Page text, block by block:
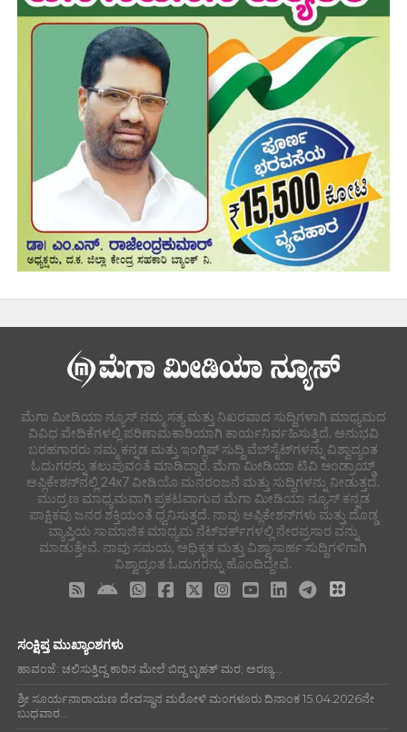
ಮೆಗಾ ಮೀಡಿಯಾ ನ್ಯೂಸ್ ನಮ್ಮ ಸತ್ಯ ಮತ್ತು ನಿಖರವಾದ ಸುದ್ದಿಗಳಾಗಿ ಮಾಧ್ಯಮದ
ವಿವಿಧ ವೇದಿಕೆಗಳಲ್ಲಿ ಪರಿಣಾಮಕಾರಿಯಾಗಿ ಕಾರ್ಯನಿರ್ವಹಿಸುತ್ತಿದೆ. ಅನುಭವಿ
ಬರಹಗಾರರು ನಮ್ಮ ಕನ್ನಡ ಮತ್ತು ಇಂಗ್ಲಿಷ್ ಸುದ್ದಿ ವೆಬ್‌ಸೈಟ್‌ಗಳನ್ನು ವಿಶ್ವಾದ್ಯಂತ
ಓದುಗರನ್ನು ತಲುಪುವಂತೆ ಮಾಡಿದ್ದಾರೆ. ಮೆಗಾ ಮೀಡಿಯಾ ಟಿವಿ ಆಂಡ್ರಾಯ್ಡ್
ಅಪ್ಲಿಕೇಶನ್‌ನಲ್ಲಿ 24x7 ವೀಡಿಯೊ ಮನರಂಜನೆ ಮತ್ತು ಸುದ್ದಿಗಳನ್ನು ನೀಡುತ್ತದೆ.
ಮುದ್ರಣ ಮಾಧ್ಯಮವಾಗಿ ಪ್ರಕಟವಾಗುವ ಮೆಗಾ ಮೀಡಿಯಾ ನ್ಯೂಸ್ ಕನ್ನಡ
ಪಾಕ್ಷಿಕವು ಜನರ ಶಕ್ತಿಯಂತೆ ಧ್ವನಿಸುತ್ತದೆ. ನಾವು ಅಪ್ಲಿಕೇಶನ್‌ಗಳು ಮತ್ತು ದೊಡ್ಡ
ವ್ಯಾಪ್ತಿಯ ಸಾಮಾಜಿಕ ಮಾಧ್ಯಮ ನೆಟ್‌ವರ್ಕ್‌ಗಳಲ್ಲಿ ನೇರಪ್ರಸಾರ ವನ್ನು
ಮಾಡುತ್ತೇವೆ. ನಾವು ಸಮಯ, ಅಧಿಕೃತ ಮತ್ತು ವಿಶ್ವಾಸಾರ್ಹ ಸುದ್ದಿಗಳಿಗಾಗಿ
ವಿಶ್ವಾದ್ಯಂತ ಓದುಗರನ್ನು ಹೊಂದಿದ್ದೇವೆ.
ಸಂಕ್ಷಿಪ್ತ ಮುಖ್ಯಾಂಶಗಳು
ಹಾವಂಜೆ: ಚಲಿಸುತ್ತಿದ್ದ ಕಾರಿನ ಮೇಲೆ ಬಿದ್ದ ಬೃಹತ್ ಮರ; ಅರಣ್ಯ...
ಶ್ರೀ ಸೂರ್ಯನಾರಾಯಣ ದೇವಸ್ಥಾನ ಮರೋಳಿ ಮಂಗಳೂರು ದಿನಾಂಕ 15.04.2026ನೇ
ಬುಧವಾರ...